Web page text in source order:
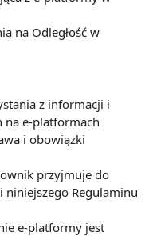
na Odległość w
z informacji i
na e-platformach
i obowiązki
przyjmuje do
Regulaminu
e-platformy jest